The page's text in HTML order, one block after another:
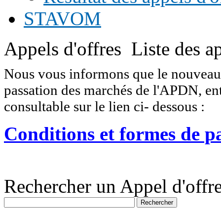
STAVOM
Appels d'offres Liste des
Nous vous informons que le
passation des marchés de l'APDN,
consultable sur le lien ci- dessous :
Conditions et formes de
Rechercher un Appel